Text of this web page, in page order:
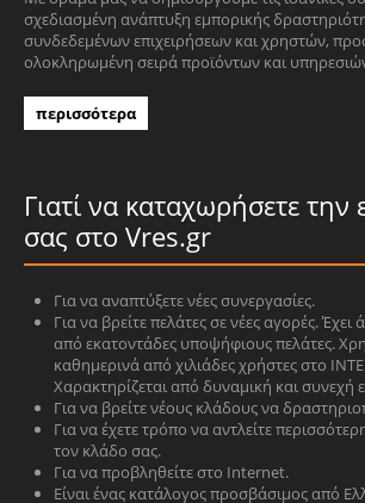
σχεδιασμένη ανάπτυξη εμπορικής
συνδεδεμένων επιχειρήσεων και χρηστών,
ολοκληρωμένη σειρά προϊόντων και
περισσότερα
Γιατί να καταχωρήσετε την
σας στο Vres.gr
Για να αναπτύξετε νέες συνεργασίες.
Για να βρείτε πελάτες σε νέες αγορές.
από εκατοντάδες υποψήφιους πελάτες.
καθημερινά από χιλιάδες χρήστες στο
Χαρακτηρίζεται από δυναμική και συνεχή
Για να βρείτε νέους κλάδους να
Για να έχετε τρόπο να αντλείτε
τον κλάδο σας.
Για να προβληθείτε στο Internet.
Είναι ένας κατάλογος προσβάσιμος από